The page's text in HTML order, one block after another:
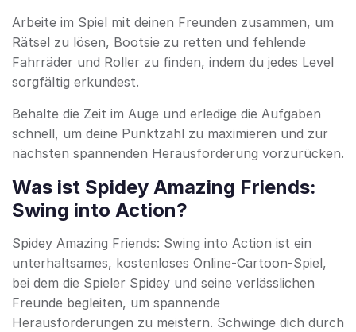
Arbeite im Spiel mit deinen Freunden zusammen, um
Rätsel zu lösen, Bootsie zu retten und fehlende
Fahrräder und Roller zu finden, indem du jedes Level
sorgfältig erkundest.
Behalte die Zeit im Auge und erledige die Aufgaben
schnell, um deine Punktzahl zu maximieren und zur
nächsten spannenden Herausforderung vorzurücken.
Was ist Spidey Amazing Friends:
Swing into Action?
Spidey Amazing Friends: Swing into Action ist ein
unterhaltsames, kostenloses Online-Cartoon-Spiel,
bei dem die Spieler Spidey und seine verlässlichen
Freunde begleiten, um spannende
Herausforderungen zu meistern. Schwinge dich durch